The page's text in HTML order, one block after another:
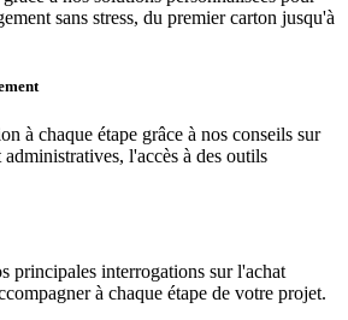
sans stress, du premier carton jusqu'à
à chaque étape grâce à nos conseils sur
l'accès à des outils
principales interrogations sur l'achat
à chaque étape de votre projet.